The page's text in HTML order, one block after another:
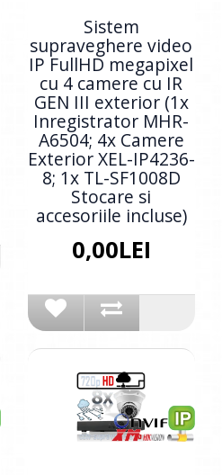
Sistem
supraveghere video
IP FullHD megapixel
cu 4 camere cu IR
GEN III exterior (1x
Inregistrator MHR-
A6504; 4x Camere
Exterior XEL-IP4236-
8; 1x TL-SF1008D
Stocare si
accesoriile incluse)
0,00LEI